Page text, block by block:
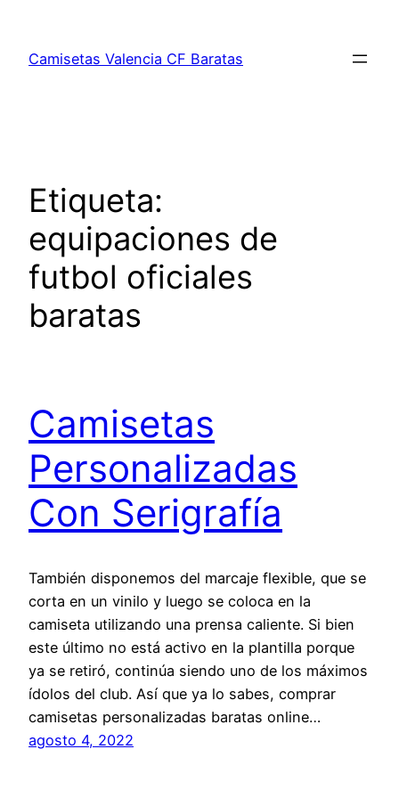
contenido
Camisetas Valencia CF Baratas
Etiqueta:
equipaciones de
futbol oficiales
baratas
Camisetas
Personalizadas
Con Serigrafía
También disponemos del marcaje flexible, que se
corta en un vinilo y luego se coloca en la
camiseta utilizando una prensa caliente. Si bien
este último no está activo en la plantilla porque
ya se retiró, continúa siendo uno de los máximos
ídolos del club. Así que ya lo sabes, comprar
camisetas personalizadas baratas online…
agosto 4, 2022